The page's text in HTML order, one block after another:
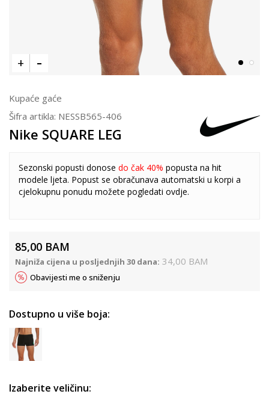
Kupaće gaće
Šifra artikla: NESSB565-406
Nike SQUARE LEG
Sezonski popusti donose do čak 40% popusta na hit
modele ljeta. Popust se obračunava automatski u korpi a
cjelokupnu ponudu možete pogledati ovdje.
85,00 BAM
Najniža cijena u posljednjih 30 dana: 34,00 BAM
Obavijesti me o sniženju
Dostupno u više boja:
Izaberite veličinu: